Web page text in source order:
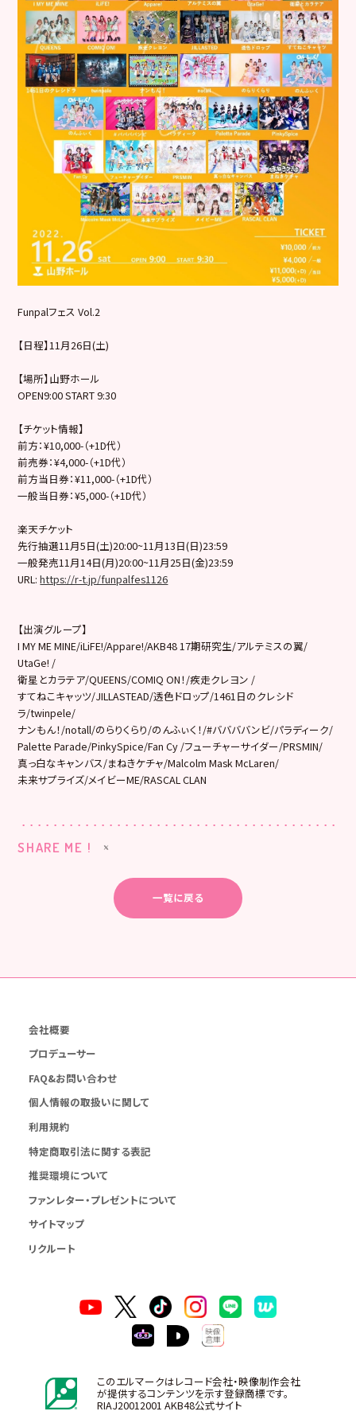
Funpalフェス Vol.2
【日程】11月26日(土)
【場所】山野ホール
OPEN9:00 START 9:30
【チケット情報】
前方：¥10,000-（+1D代）
前売券：¥4,000-（+1D代）
前方当日券：¥11,000-（+1D代）
一般当日券：¥5,000-（+1D代）
楽天チケット
先行抽選11月5日(土)20:00~11月13日(日)23:59
一般発売11月14日(月)20:00~11月25日(金)23:59
URL:https://r-t.jp/funpalfes1126
【出演グループ】
I MY ME MINE/iLiFE!/Appare!/AKB48 17期研究生/アルテミスの翼/
UtaGe! /
衛星とカラテア/QUEENS/COMIQ ON！/疾走クレヨン /
すてねこキャッツ/JILLASTEAD/透色ドロップ/1461日のクレシド
ラ/twinpele/
ナンもん！/notall/のらりくらり/のんふぃく！/#ババババンビ/パラディーク/
Palette Parade/PinkySpice/Fan Cy /フューチャーサイダー/PRSMIN/
真っ白なキャンバス/まねきケチャ/Malcolm Mask McLaren/
未来サプライズ/メイビーME/RASCAL CLAN
SHARE ME !
一覧に戻る
会社概要
プロデューサー
FAQ&お問い合わせ
個人情報の取扱いに関して
利用規約
特定商取引法に関する表記
推奨環境について
ファンレター・プレゼントについて
サイトマップ
リクルート
このエルマークはレコード会社・映像制作会社
が提供するコンテンツを示す登録商標です。
RIAJ20012001 AKB48公式サイト